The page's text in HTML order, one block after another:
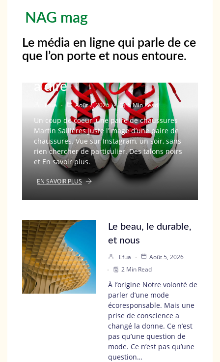
NAG mag
Le média en ligne qui parle de ce
que l’on porte et nous entoure.
Mode
Martin Sallières : les
à dire
Efua Août 7, 2026 5 Min Read
Un coup de coeur, une paire de chaussures
Martin Sallières Juste l’image d’une paire de
chaussures. Vue sur Instagram, un soir, sans
rien chercher de particulier. Des talons noirs
et En savoir plus.
EN SAVOIR PLUS
Le beau, le durable,
et nous
Efua
Août 5, 2026
2 Min Read
À l’origine Notre volonté de
parler d’une mode
écoresponsable. Mais une
prise de conscience a
changé la donne. Ce n’est
pas qu’une question de
mode. Ce n’est pas qu’une
question…